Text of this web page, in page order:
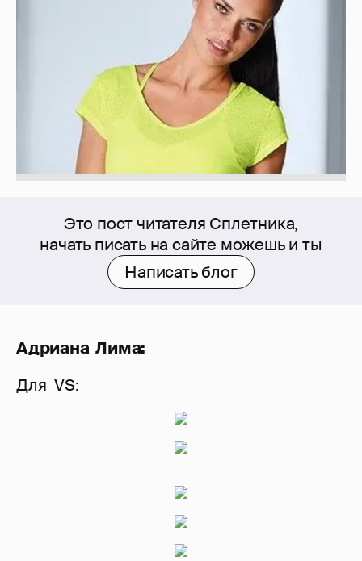
Это пост читателя Сплетника,
начать писать на сайте можешь и ты
Написать блог
Адриана Лима:
Для VS: